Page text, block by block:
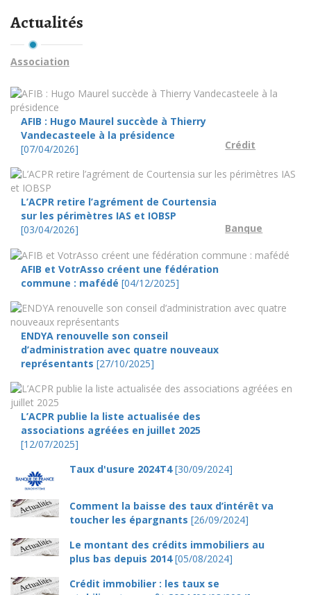
Actualités
Association
AFIB : Hugo Maurel succède à Thierry
Vandecasteele à la présidence
[07/04/2026]
L’ACPR retire l’agrément de Courtensia
sur les périmètres IAS et IOBSP
[03/04/2026]
AFIB et VotrAsso créent une fédération
commune : mafédé [04/12/2025]
ENDYA renouvelle son conseil
d’administration avec quatre nouveaux
représentants [27/10/2025]
L’ACPR publie la liste actualisée des
associations agréées en juillet 2025
[12/07/2025]
Crédit
Taux d'usure 2024T4[30/09/2024]
Comment la baisse des taux d’intérêt va
toucher les épargnants [26/09/2024]
Le montant des crédits immobiliers au
plus bas depuis 2014[05/08/2024]
Crédit immobilier : les taux se
Banque